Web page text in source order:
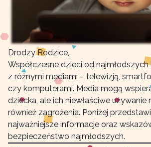
Drodzy Rodzice,
Współczesne dzieci od
z różnymi mediami – telewizją,
czy komputerami. Media mogą
dziecka, ale ich niewłaściwe używanie
również zagrożenia. Poniżej
najważniejsze informacje oraz
bezpieczeństwo najmłodszych.